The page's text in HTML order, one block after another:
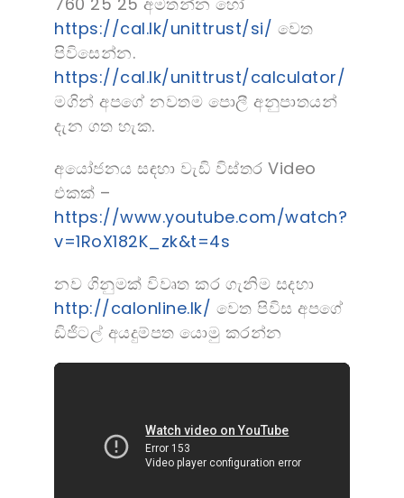
https://cal.lk/unittrust/si/ වෙත
පිවිසෙන්න.
https://cal.lk/unittrust/calculator/
මගින් අපගේ නවතම පොලී අනුපාතයන්
දැන ගත හැක.
අයෝජනය සඳහා වැඩි විස්තර Video
එකක් –
https://www.youtube.com/watch?
v=1RoX182K_zk&t=4s
නව ගිනුමක් විවෘත කර ගැනිම සදහා
http://calonline.lk/ වෙත පිවිස අපගේ
ඩිජිටල් අයදුම්පත යොමු කරන්න